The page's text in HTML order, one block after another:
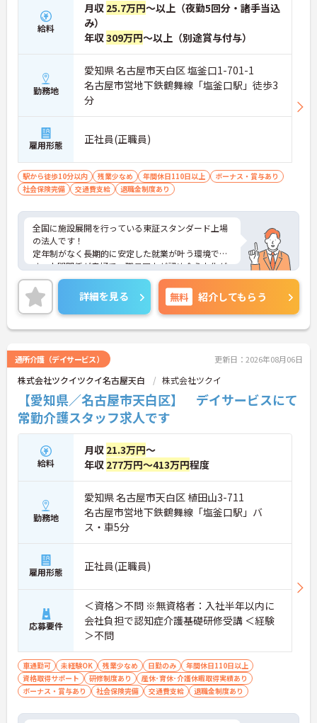
給料
月収 25.7万円～以上（夜勤5回分・諸手当込
み）
年収309万円～以上（別途賞与付与）
勤務地
愛知県 名古屋市天白区 塩釜口1-701-1
名古屋市営地下鉄鶴舞線「塩釜口駅」徒歩3
分
雇用形態 正社員(正職員)
駅から徒歩10分以内 残業少なめ 年間休日110日以上
ボーナス・賞与あり
社会保険完備
交通費支給 退職金制度あり
全国に施設展開を行っている東証スタンダード上場
の法人です！
定年制がなく長期的に安定した就業が叶う環境で
す。人間関係が良好で、職員同士が認め合う文化が
根付いています。
ご興味のある方には、面接対策ポイントなど、さら
に詳細をご案内しますのでお気軽にご相談くださ
い！
詳細を見る 無料 紹介してもらう
通所介護（デイサービス） 更新日：2026年08月06日
株式会社ツクイツクイ名古屋天白 株式会社ツクイ
【愛知県／名古屋市天白区】 デイサービスにて
常勤介護スタッフ求人です
給料
月収 21.3万円～
年収 277万円～413万円程度
勤務地
愛知県 名古屋市天白区 植田山3-711
名古屋市営地下鉄鶴舞線「塩釜口駅」バ
ス・車5分
雇用形態 正社員(正職員)
応募要件
＜資格＞不問 ※無資格者：入社半年以内に
会社負担で認知症介護基礎研修受講 ＜経験
＞不問
車通勤可 未経験OK 残業少なめ 日勤のみ
年間休日110日以上
資格取得サポート
研修制度あり
産休･育休･介護休暇取得実績あり
ボーナス・賞与あり
社会保険完備 交通費支給 退職金制度あり